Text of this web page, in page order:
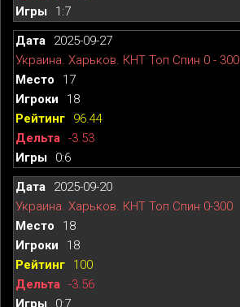
1:7
2025-09-27
Украина. Харьков. КНТ Топ Спин 0 - 300
17
18
96.44
-3.53
0:6
2025-09-20
Украина. Харьков. КНТ Топ Спин 0-300
18
18
100
-3.56
0:7